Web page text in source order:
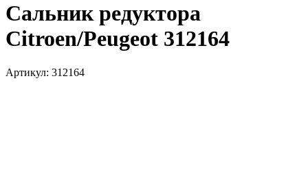
Сальник редуктора
Citroen/Peugeot 312164
Артикул: 312164